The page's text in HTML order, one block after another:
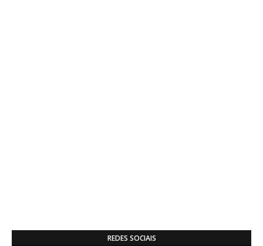
REDES SOCIAIS